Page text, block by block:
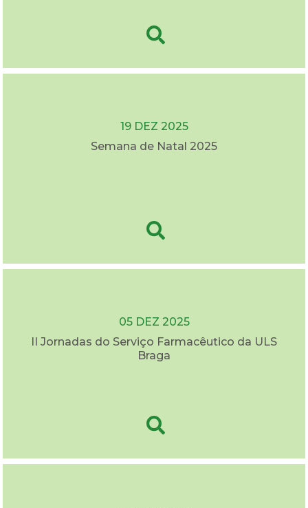
19 DEZ 2025
Semana de Natal 2025
05 DEZ 2025
II Jornadas do Serviço Farmacêutico da ULS
Braga